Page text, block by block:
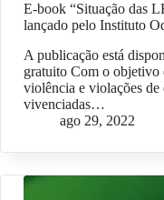
E-book “Situação das
lançado pelo Instituto
A publicação está
gratuito Com o objetivo
violência e violações de
vivenciadas…
ago 29, 2022